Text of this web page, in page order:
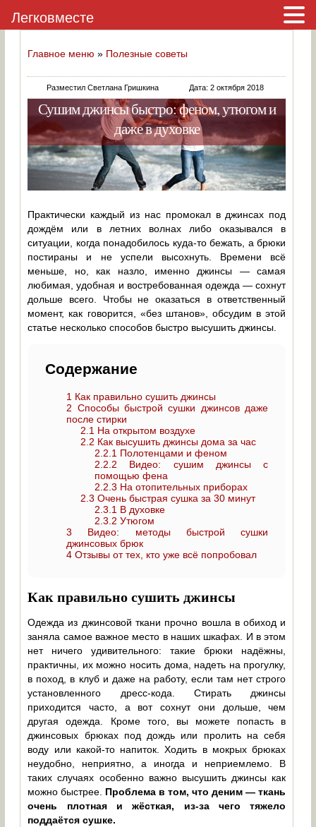
Главное меню » Полезные советы
Разместил Светлана Гришкина Дата: 2 октября 2018
Сушим джинсы быстро: феном, утюгом и
даже в духовке
Практически каждый из нас промокал в джинсах под
дождём или в летних волнах либо оказывался в
ситуации, когда понадобилось куда-то бежать, а брюки
постираны и не успели высохнуть. Времени всё
меньше, но, как назло, именно джинсы — самая
любимая, удобная и востребованная одежда — сохнут
дольше всего. Чтобы не оказаться в ответственный
момент, как говорится, «без штанов», обсудим в этой
статье несколько способов быстро высушить джинсы.
Содержание
1 Как правильно сушить джинсы
2 Способы быстрой сушки джинсов даже
после стирки
2.1 На открытом воздухе
2.2 Как высушить джинсы дома за час
2.2.1 Полотенцами и феном
2.2.2 Видео: сушим джинсы с
помощью фена
2.2.3 На отопительных приборах
2.3 Очень быстрая сушка за 30 минут
2.3.1 В духовке
2.3.2 Утюгом
3 Видео: методы быстрой сушки
джинсовых брюк
4 Отзывы от тех, кто уже всё попробовал
Как правильно сушить джинсы
Одежда из джинсовой ткани прочно вошла в обиход и
заняла самое важное место в наших шкафах. И в этом
нет ничего удивительного: такие брюки надёжны,
практичны, их можно носить дома, надеть на прогулку,
в поход, в клуб и даже на работу, если там нет строго
установленного дресс-кода. Стирать джинсы
приходится часто, а вот сохнут они дольше, чем
другая одежда. Кроме того, вы можете попасть в
джинсовых брюках под дождь или пролить на себя
воду или какой-то напиток. Ходить в мокрых брюках
неудобно, неприятно, а иногда и неприемлемо. В
таких случаях особенно важно высушить джинсы как
можно быстрее. Проблема в том, что деним — ткань
очень плотная и жёсткая, из-за чего тяжело
поддаётся сушке.
Легковместе